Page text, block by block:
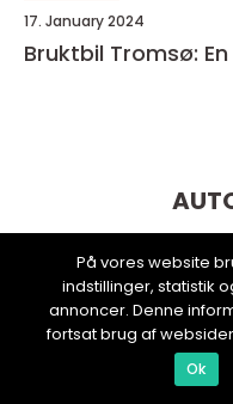
17. January 2024
Bruktbil Tromsø:
På vores website
indstillinger, statistik
annoncer. Denne
fortsat brug af
Ok